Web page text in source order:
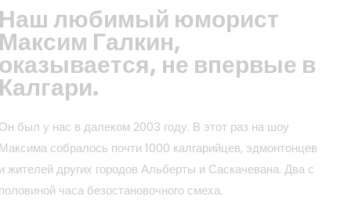
любимый юморист
Галкин,
не впервые в
был у нас в далеком 2003 году. В этот раз на шоу
собралось почти 1000 калгарийцев, эдмонтонцев
жителей других городов Альберты и Саскачевана. Два с
часа безостановочного смеха.